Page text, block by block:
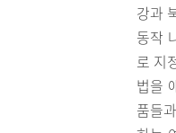
강과
동작
로 지
법을
품들